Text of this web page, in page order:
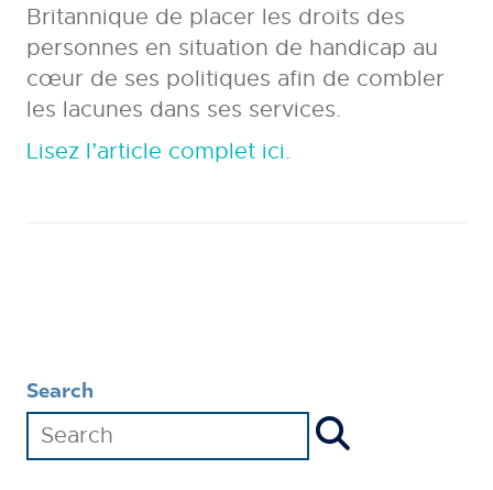
Britannique de placer les droits des
personnes en situation de handicap au
cœur de ses politiques afin de combler
les lacunes dans ses services.
Lisez l’article complet ici.
Search